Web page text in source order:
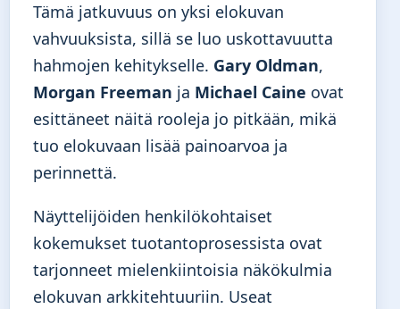
Tämä jatkuvuus on yksi elokuvan
vahvuuksista, sillä se luo uskottavuutta
hahmojen kehitykselle. Gary Oldman,
Morgan Freeman ja Michael Caine ovat
esittäneet näitä rooleja jo pitkään, mikä
tuo elokuvaan lisää painoarvoa ja
perinnettä.
Näyttelijöiden henkilökohtaiset
kokemukset tuotantoprosessista ovat
tarjonneet mielenkiintoisia näkökulmia
elokuvan arkkitehtuuriin. Useat